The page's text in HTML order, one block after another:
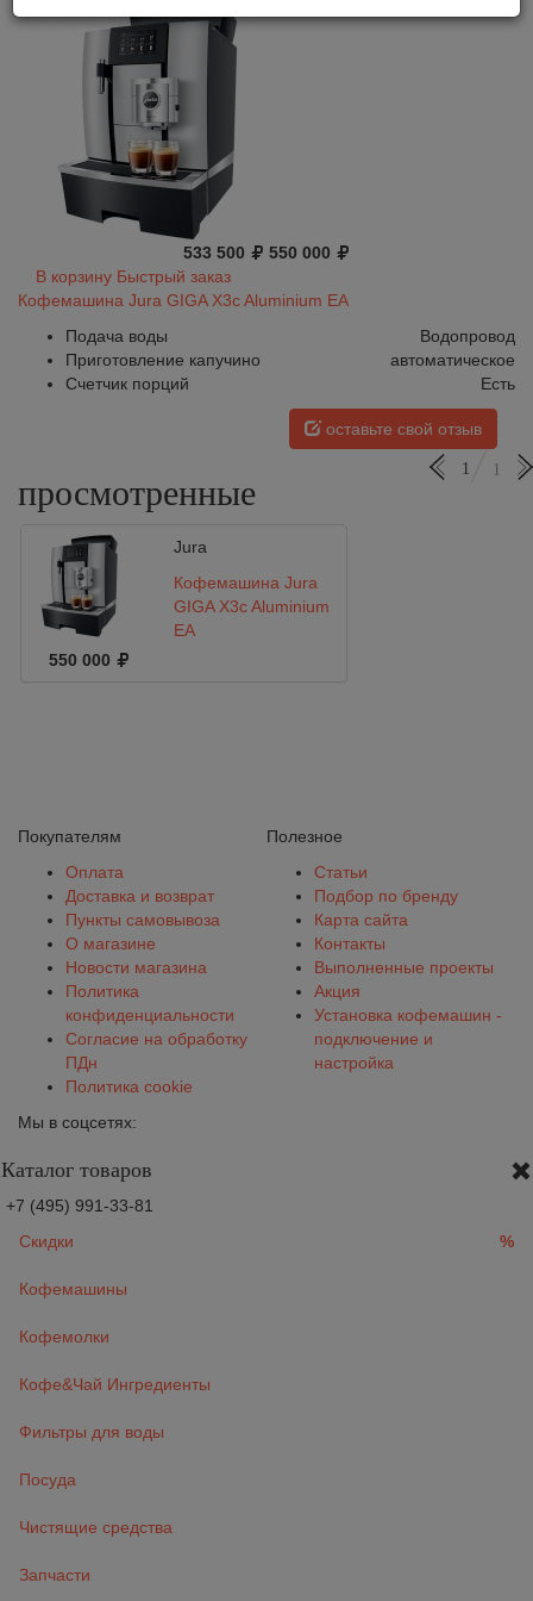
533 500
550 000
В корзину Быстрый заказ
Кофемашина Jura GIGA X3c Aluminium EA
Подача воды
Водопровод
Приготовление капучино
автоматическое
Счетчик порций
Есть
оставьте свой отзыв
просмотренные
1 1
Jura
Кофемашина Jura
GIGA X3c Aluminium
EA
550 000
Покупателям
Оплата
Доставка и возврат
Пункты самовывоза
О магазине
Новости магазина
Политика
конфиденциальности
Согласие на обработку
ПДн
Политика cookie
Полезное
Статьи
Подбор по бренду
Карта сайта
Контакты
Выполненные проекты
Акция
Установка кофемашин -
подключение и
настройка
Мы в соцсетях:
Каталог товаров
+7 (495) 991-33-81
Скидки
%
Кофемашины
Кофемолки
Кофе&Чай Ингредиенты
Фильтры для воды
Посуда
Чистящие средства
Запчасти